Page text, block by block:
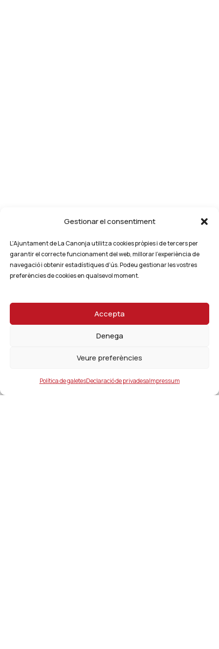
Gestionar el consentiment
L’Ajuntament de La Canonja utilitza cookies pròpies i de tercers per
garantir el correcte funcionament del web, millorar l’experiència de
navegació i obtenir estadístiques d’ús. Podeu gestionar les vostres
preferències de cookies en qualsevol moment.
Accepta
Denega
Veure preferències
Política de galetesDeclaració de privadesaImpressum